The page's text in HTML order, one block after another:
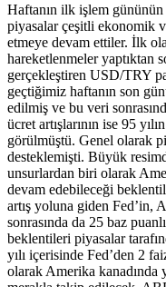
Haftanın ilk işlem gününün
piyasalar çeşitli ekonomik
etmeye devam ettiler. İlk
hareketlenmeler yaptıktan
gerçekleştiren USD/TRY
geçtiğimiz haftanın son
edilmiş ve bu veri
ücret artışlarının ise 95
görülmüştü. Genel olarak
desteklemişti. Büyük
unsurlardan biri olarak
devam edebileceği
artış yoluna giden Fed’in,
sonrasında da 25 baz
beklentileri piyasalar
yılı içerisinde Fed’den 2
olarak Amerika kanadında